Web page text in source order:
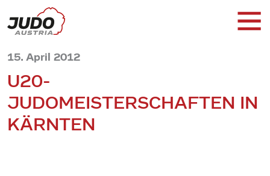
15. April 2012
U20-
JUDOMEISTERSCHAFTEN IN
KÄRNTEN